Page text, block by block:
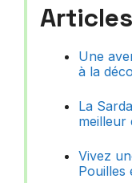
Une
à la
La
meilleur
Vivez
Pouilles